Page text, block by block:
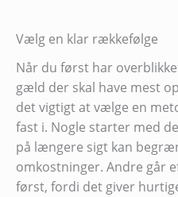
Vælg en klar rækkefølge
Når du først har
gæld der skal have mest
det vigtigt at vælge en
fast i. Nogle starter med
på længere sigt kan
omkostninger. Andre går
først, fordi det giver